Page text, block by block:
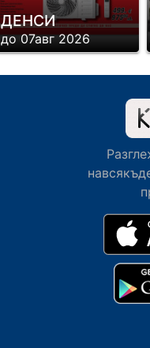
ДЕНСИ
до 07авг 2026